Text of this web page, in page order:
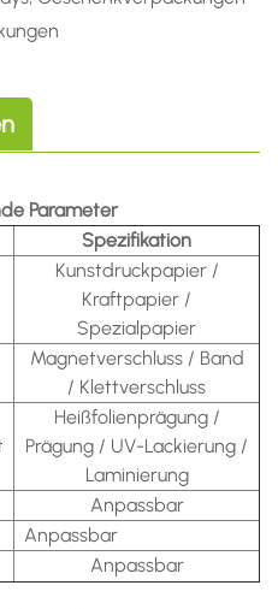
Parameter
Spezifikation
Kunstdruckpapier /
Kraftpapier /
Spezialpapier
Magnetverschluss / Band
/ Klettverschluss
Heißfolienprägung /
Prägung / UV-Lackierung /
Laminierung
Anpassbar
Anpassbar
Anpassbar